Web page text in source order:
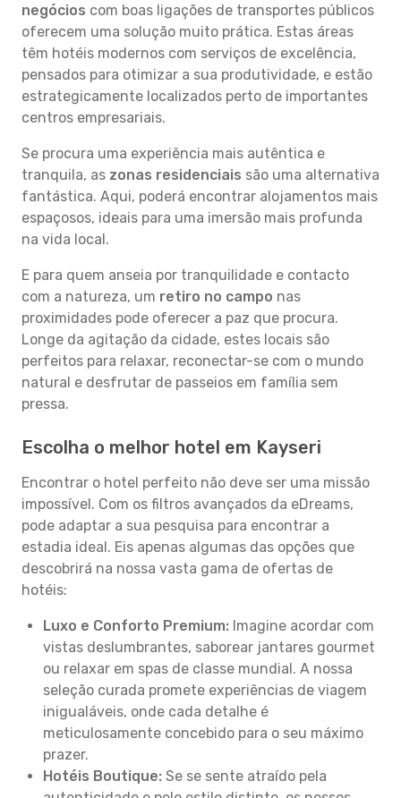
negócios com boas ligações de transportes públicos
oferecem uma solução muito prática. Estas áreas
têm hotéis modernos com serviços de excelência,
pensados para otimizar a sua produtividade, e estão
estrategicamente localizados perto de importantes
centros empresariais.
Se procura uma experiência mais autêntica e
tranquila, as zonas residenciais são uma alternativa
fantástica. Aqui, poderá encontrar alojamentos mais
espaçosos, ideais para uma imersão mais profunda
na vida local.
E para quem anseia por tranquilidade e contacto
com a natureza, um retiro no campo nas
proximidades pode oferecer a paz que procura.
Longe da agitação da cidade, estes locais são
perfeitos para relaxar, reconectar-se com o mundo
natural e desfrutar de passeios em família sem
pressa.
Escolha o melhor hotel em Kayseri
Encontrar o hotel perfeito não deve ser uma missão
impossível. Com os filtros avançados da eDreams,
pode adaptar a sua pesquisa para encontrar a
estadia ideal. Eis apenas algumas das opções que
descobrirá na nossa vasta gama de ofertas de
hotéis:
Luxo e Conforto Premium: Imagine acordar com
vistas deslumbrantes, saborear jantares gourmet
ou relaxar em spas de classe mundial. A nossa
seleção curada promete experiências de viagem
inigualáveis, onde cada detalhe é
meticulosamente concebido para o seu máximo
prazer.
Hotéis Boutique: Se se sente atraído pela